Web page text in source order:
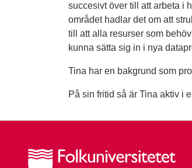
succesivt över till att arbeta i
området hadlar det om att
till att alla resurser som
kunna sätta sig in i nya
Tina har en bakgrund som
På sin fritid så är Tina aktiv i